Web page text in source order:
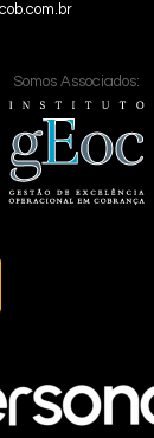
Somos Associados: